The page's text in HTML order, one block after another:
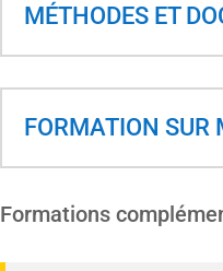
MÉTHODES ET
FORMATION SUR
Formations